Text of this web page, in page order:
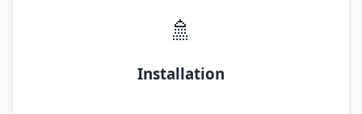
🚿
Installation